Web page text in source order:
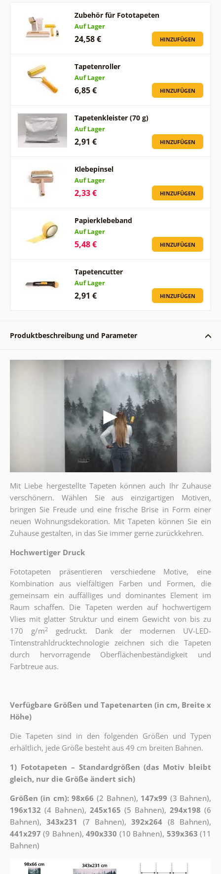
Zubehör für Fototapeten
Auf Lager
24,58 € HINZUFÜGEN
Tapetenroller
Auf Lager
6,85 € HINZUFÜGEN
Tapetenkleister (70 g)
Auf Lager
2,91 € HINZUFÜGEN
Klebepinsel
Auf Lager
2,33 € HINZUFÜGEN
Papierklebeband
Auf Lager
5,48 € HINZUFÜGEN
Tapetencutter
Auf Lager
2,91 € HINZUFÜGEN
Produktbeschreibung und Parameter
Mit Liebe hergestellte Tapeten können auch Ihr Zuhause
verschönern. Wählen Sie aus einzigartigen Motiven,
bringen Sie Freude und eine frische Brise in Form einer
neuen Wohnungsdekoration. Mit Tapeten können Sie ein
Zuhause gestalten, in das Sie immer gerne zurückkehren.
Hochwertiger Druck
Fototapeten präsentieren verschiedene Motive, eine
Kombination aus vielfältigen Farben und Formen, die
gemeinsam ein auffälliges und dominantes Element im
Raum schaffen. Die Tapeten werden auf hochwertigem
Vlies mit glatter Struktur und einem Gewicht von bis zu
170 g/m2gedruckt. Dank der modernen UV-LED-
Tintenstrahldrucktechnologie zeichnen sich die Tapeten
durch hervorragende Oberflächenbeständigkeit und
Farbtreue aus.
Verfügbare Größen und Tapetenarten (in cm, Breite x
Höhe)
Die Tapeten sind in den folgenden Größen und Typen
erhältlich, jede Größe besteht aus 49 cm breiten Bahnen.
1) Fototapeten – Standardgrößen (das Motiv bleibt
gleich, nur die Größe ändert sich)
Größen (in cm): 98x66 (2 Bahnen), 147x99 (3 Bahnen),
196x132 (4 Bahnen), 245x165 (5 Bahnen),294x198 (6
Bahnen),343x231 (7 Bahnen),392x264 (8 Bahnen),
441x297 (9 Bahnen),490x330 (10 Bahnen), 539x363 (11
Bahnen)